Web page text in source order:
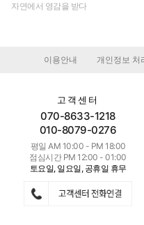
자연에서 영감을 받다
이용안내 개인정보 처
고객센터
070-8633-1218
010-8079-0276
평일 AM 10:00 - PM 18:00
점심시간 PM 12:00 - 01:00
토요일, 일요일, 공휴일 휴무